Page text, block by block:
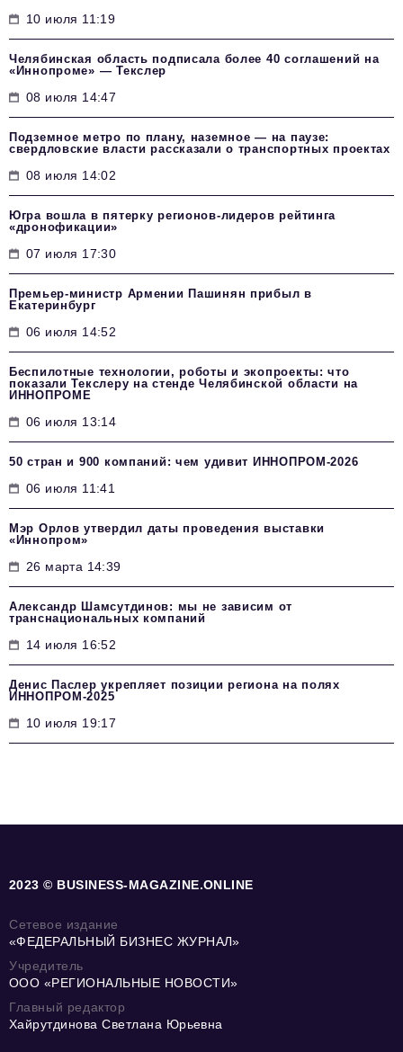
10 июля 11:19
Челябинская область подписала более 40 соглашений на
«Иннопроме» — Текслер
08 июля 14:47
Подземное метро по плану, наземное — на паузе:
свердловские власти рассказали о транспортных проектах
08 июля 14:02
Югра вошла в пятерку регионов-лидеров рейтинга
«дронофикации»
07 июля 17:30
Премьер-министр Армении Пашинян прибыл в
Екатеринбург
06 июля 14:52
Беспилотные технологии, роботы и экопроекты: что
показали Текслеру на стенде Челябинской области на
ИННОПРОМЕ
06 июля 13:14
50 стран и 900 компаний: чем удивит ИННОПРОМ‑2026
06 июля 11:41
Мэр Орлов утвердил даты проведения выставки
«Иннопром»
26 марта 14:39
Александр Шамсутдинов: мы не зависим от
транснациональных компаний
14 июля 16:52
Денис Паслер укрепляет позиции региона на полях
ИННОПРОМ-2025
10 июля 19:17
2023 © BUSINESS-MAGAZINE.ONLINE
Сетевое издание
«ФЕДЕРАЛЬНЫЙ БИЗНЕС ЖУРНАЛ»
Учредитель
ООО «РЕГИОНАЛЬНЫЕ НОВОСТИ»
Главный редактор
Хайрутдинова Светлана Юрьевна